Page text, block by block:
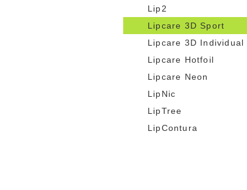
Lip2
Lipcare 3D Sport
Lipcare 3D Individual
Lipcare Hotfoil
Lipcare Neon
LipNic
LipTree
LipContura